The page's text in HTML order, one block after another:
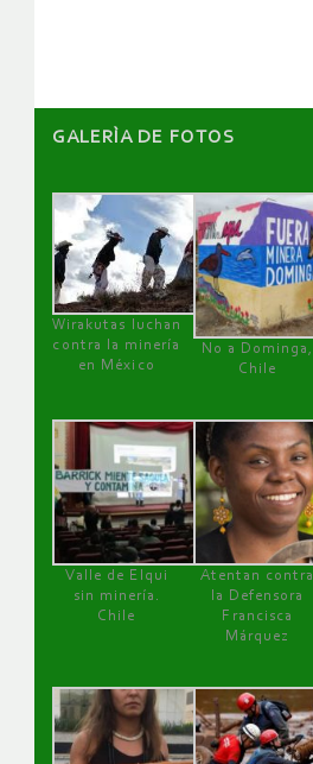
GALERÌA DE FOTOS
Wirakutas luchan
contra la minería
en México
No a Dominga,
Chile
Valle de Elqui
sin minería.
Chile
Atentan contra
la Defensora
Francisca
Márquez